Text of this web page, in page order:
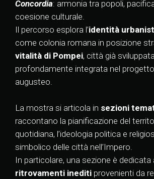
Concordia: armonia tra popoli,
coesione culturale.
Il percorso esplora l’identità
come colonia romana in posizione
vitalità di Pompei, città già
profondamente integrata nel
augusteo.
La mostra si articola in sezioni
raccontano la pianificazione del
quotidiana, l’ideologia politica e
simbolico delle città nell’Impero.
In particolare, una sezione è dedicata
ritrovamenti inediti provenienti da